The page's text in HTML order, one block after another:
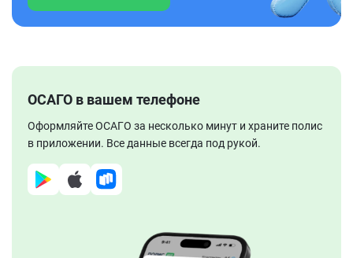
ОСАГО в вашем телефоне
Оформляйте ОСАГО за несколько минут и храните полис
в приложении. Все данные всегда под рукой.